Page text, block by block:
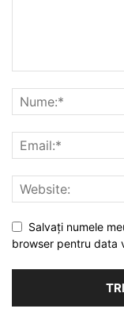
Salvați numele
browser pentru data